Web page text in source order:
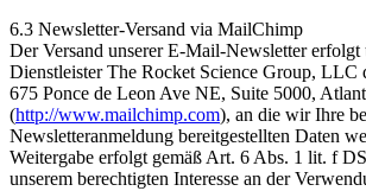
6.3 Newsletter-Versand via MailChimp
Der Versand unserer E-Mail-Newsletter erfolgt
Dienstleister The Rocket Science Group, LLC
675 Ponce de Leon Ave NE, Suite 5000,
(http://www.mailchimp.com), an die wir Ihre
Newsletteranmeldung bereitgestellten Daten
Weitergabe erfolgt gemäß Art. 6 Abs. 1 lit. f
unserem berechtigten Interesse an der